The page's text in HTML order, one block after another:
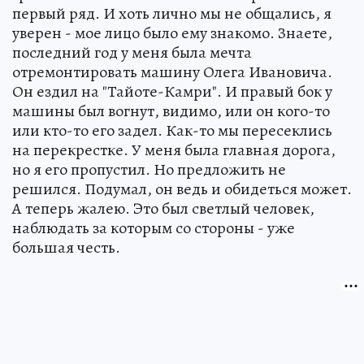
первый ряд. И хоть лично мы не общались, я
уверен - мое лицо было ему знакомо. Знаете,
последний год у меня была мечта
отремонтировать машину Олега Ивановича.
Он ездил на "Тайоте-Камри". И правый бок у
машины был вогнут, видимо, или он кого-то
или кто-то его задел. Как-то мы пересеклись
на перекрестке. У меня была главная дорога,
но я его пропустил. Но предложить не
решился. Подумал, он ведь и обидеться может.
А теперь жалею. Это был светлый человек,
наблюдать за которым со стороны - уже
большая честь.